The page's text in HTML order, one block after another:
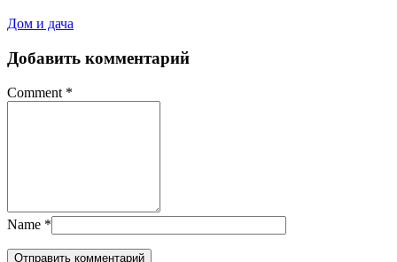
Дом и дача
Добавить комментарий
Comment *
Name *